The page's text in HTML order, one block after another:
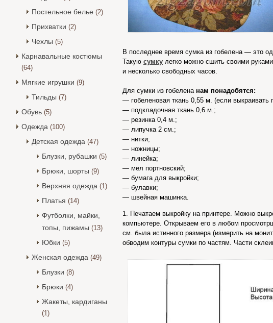
Постельное белье (2)
Прихватки (2)
Чехлы (5)
Карнавальные костюмы
(64)
Мягкие игрушки (9)
Тильды (7)
Обувь (5)
Одежда (100)
Детская одежда (47)
Блузки, рубашки (5)
Брюки, шорты (9)
Верхняя одежда (1)
Платья (14)
Футболки, майки,
топы, пижамы (13)
Юбки (5)
Женская одежда (49)
Блузки (8)
Брюки (4)
Жакеты, кардиганы
(1)
В последнее время сумка из гобелена — это
Такую сумку легко можно сшить своими
и несколько свободных часов.
Для сумки из гобелена нам понадобятся:
— гобеленовая ткань 0,55 м. (если выкраивать
— подкладочная ткань 0,6 м.;
— резинка 0,4 м.;
— липучка 2 см.;
— нитки;
— ножницы;
— линейка;
— мел портновский;
— бумага для выкройки;
— булавки;
— швейная машинка.
1. Печатаем выкройку на принтере. Можно
компьютере. Открываем его в любом
см. была истинного размера (измерить на
обводим контуры сумки по частям. Части